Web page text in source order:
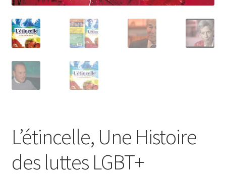
L’étincelle, Une Histoire
des luttes LGBT+